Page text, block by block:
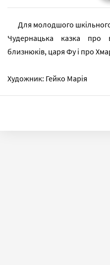
Для молодшого
Чудернацька казка про
близнюків, царя Фу і про
Художник: Гейко Марія